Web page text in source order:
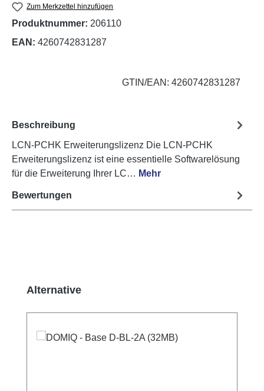
Zum Merkzettel hinzufügen
Produktnummer: 206110
EAN: 4260742831287
GTIN/EAN: 4260742831287
Beschreibung
LCN-PCHK Erweiterungslizenz Die LCN-PCHK
Erweiterungslizenz ist eine essentielle Softwarelösung
für die Erweiterung Ihrer LC… Mehr
Bewertungen
Produktgalerie überspringen
Alternative